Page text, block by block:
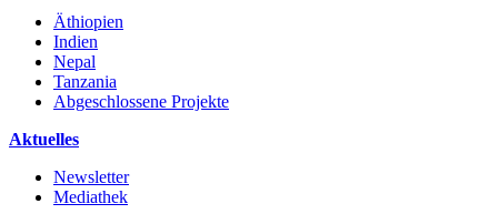
Äthiopien
Indien
Nepal
Tanzania
Abgeschlossene Projekte
Aktuelles
Newsletter
Mediathek